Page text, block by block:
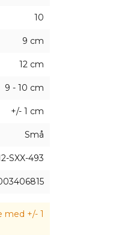
10
9 cm
12 cm
9 - 10 cm
+/- 1 cm
Små
SXX-493
med +/- 1